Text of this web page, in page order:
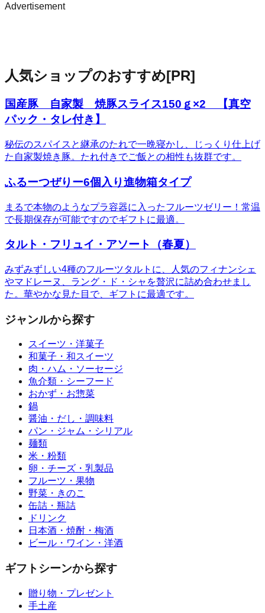
Advertisement
人気ショップのおすすめ[PR]
国産豚 自家製 焼豚スライス150ｇ×2 【真空
パック・タレ付き】
秘伝のスパイスと継承のたれで一晩寝かし、じっくり仕上げ
た自家製焼き豚。たれ付きでご飯との相性も抜群です。
ふるーつぜりー6個入り進物箱タイプ
まるで本物のようなプラ容器に入ったフルーツゼリー！常温
で長期保存が可能ですのでギフトに最適。
タルト・フリュイ・アソート（春夏）
みずみずしい4種のフルーツタルトに、人気のフィナンシェ
やマドレーヌ、ラング・ド・シャを贅沢に詰め合わせまし
た。華やかな見た目で、ギフトに最適です。
ジャンルから探す
スイーツ・洋菓子
和菓子・和スイーツ
肉・ハム・ソーセージ
魚介類・シーフード
おかず・お惣菜
鍋
醤油・だし・調味料
パン・ジャム・シリアル
麺類
米・粉類
卵・チーズ・乳製品
フルーツ・果物
野菜・きのこ
缶詰・瓶詰
ドリンク
日本酒・焼酎・梅酒
ビール・ワイン・洋酒
ギフトシーンから探す
贈り物・プレゼント
手土産